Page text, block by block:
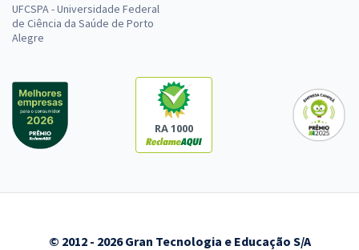
UFCSPA - Universidade Federal
de Ciência da Saúde de Porto
Alegre
RA 1000
© 2012 - 2026 Gran Tecnologia e Educação S/A